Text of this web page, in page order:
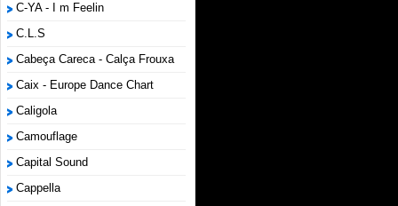
C-YA - I m Feelin
C.L.S
Cabeça Careca - Calça Frouxa
Caix - Europe Dance Chart
Caligola
Camouflage
Capital Sound
Cappella